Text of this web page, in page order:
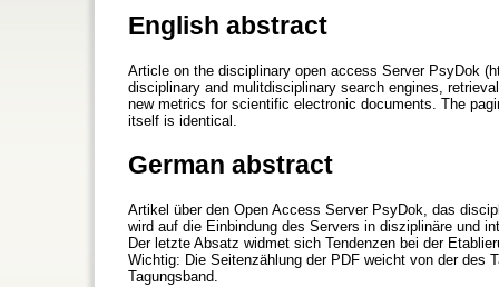
English abstract
Article on the disciplinary open access Server PsyDok
disciplinary and mulitdisciplinary search engines,
new metrics for scientific electronic documents. The
itself is identical.
German abstract
Artikel über den Open Access Server PsyDok, das
wird auf die Einbindung des Servers in disziplinäre und
Der letzte Absatz widmet sich Tendenzen bei der
Wichtig: Die Seitenzählung der PDF weicht von der des
Tagungsband.